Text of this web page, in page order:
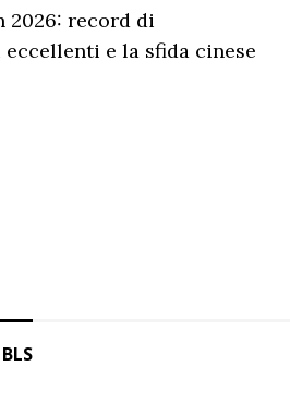
2026: record di
e la sfida cinese